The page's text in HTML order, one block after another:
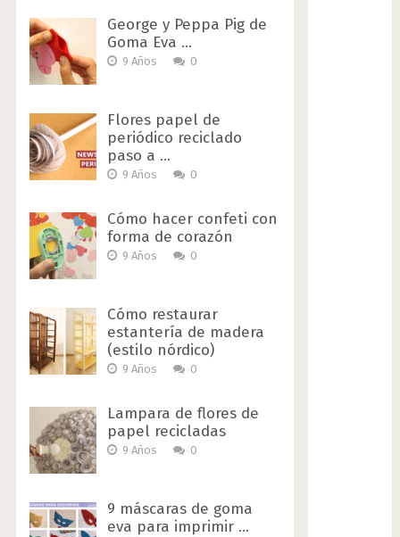
George y Peppa Pig de
Goma Eva …
9 Años 0
Flores papel de
periódico reciclado
paso a …
9 Años 0
Cómo hacer confeti con
forma de corazón
9 Años 0
Cómo restaurar
estantería de madera
(estilo nórdico)
9 Años 0
Lampara de flores de
papel recicladas
9 Años 0
9 máscaras de goma
eva para imprimir …